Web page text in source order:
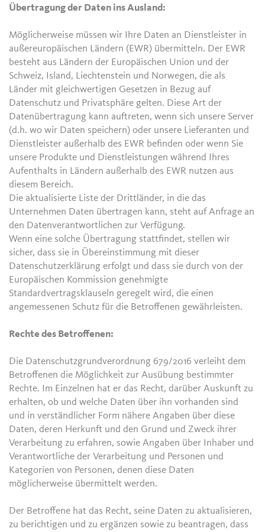
Übertragung der Daten ins Ausland:
Möglicherweise müssen wir Ihre Daten an Dienstleister in
außereuropäischen Ländern (EWR) übermitteln. Der EWR
besteht aus Ländern der Europäischen Union und der
Schweiz, Island, Liechtenstein und Norwegen, die als
Länder mit gleichwertigen Gesetzen in Bezug auf
Datenschutz und Privatsphäre gelten. Diese Art der
Datenübertragung kann auftreten, wenn sich unsere Server
(d.h. wo wir Daten speichern) oder unsere Lieferanten und
Dienstleister außerhalb des EWR befinden oder wenn Sie
unsere Produkte und Dienstleistungen während Ihres
Aufenthalts in Ländern außerhalb des EWR nutzen aus
diesem Bereich.
Die aktualisierte Liste der Drittländer, in die das
Unternehmen Daten übertragen kann, steht auf Anfrage an
den Datenverantwortlichen zur Verfügung.
Wenn eine solche Übertragung stattfindet, stellen wir
sicher, dass sie in Übereinstimmung mit dieser
Datenschutzerklärung erfolgt und dass sie durch von der
Europäischen Kommission genehmigte
Standardvertragsklauseln geregelt wird, die einen
angemessenen Schutz für die Betroffenen gewährleisten.
Rechte des Betroffenen:
Die Datenschutzgrundverordnung 679/2016 verleiht dem
Betroffenen die Möglichkeit zur Ausübung bestimmter
Rechte. Im Einzelnen hat er das Recht, darüber Auskunft zu
erhalten, ob und welche Daten über ihn vorhanden sind
und in verständlicher Form nähere Angaben über diese
Daten, deren Herkunft und den Grund und Zweck ihrer
Verarbeitung zu erfahren, sowie Angaben über Inhaber und
Verantwortliche der Verarbeitung und Personen und
Kategorien von Personen, denen diese Daten
möglicherweise übermittelt werden.
Der Betroffene hat das Recht, seine Daten zu aktualisieren,
zu berichtigen und zu ergänzen sowie zu beantragen, dass